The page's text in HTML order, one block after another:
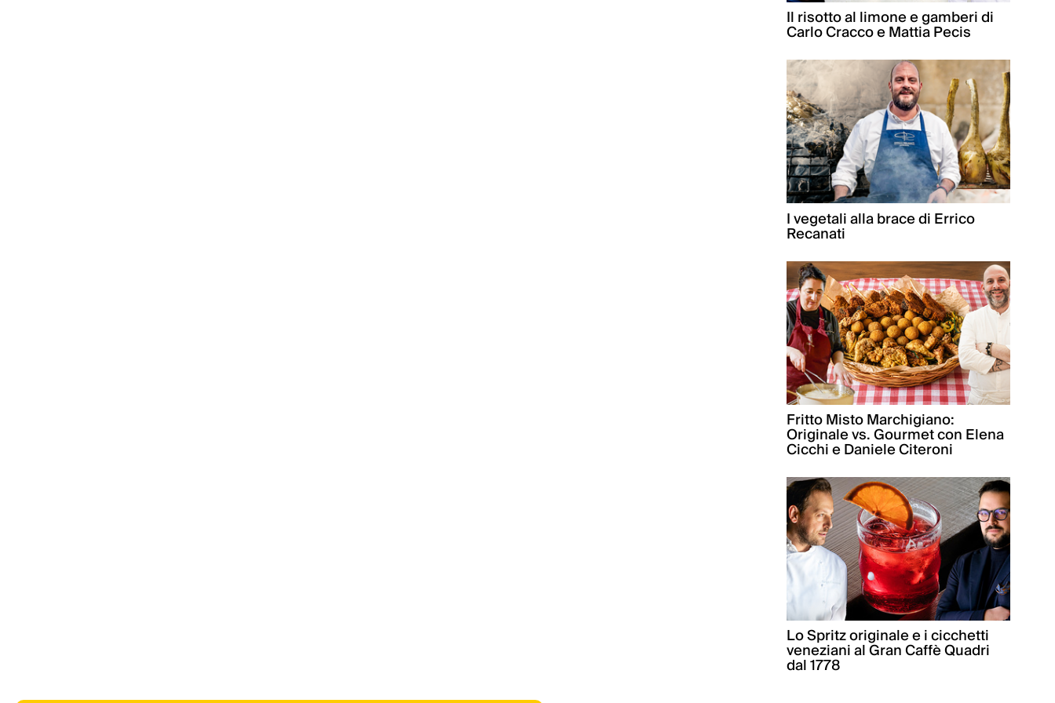
Il risotto al limone e gamberi di
Carlo Cracco e Mattia Pecis
I vegetali alla brace di Errico
Recanati
Fritto Misto Marchigiano:
Originale vs. Gourmet con Elena
Cicchi e Daniele Citeroni
Lo Spritz originale e i cicchetti
veneziani al Gran Caffè Quadri
dal 1778